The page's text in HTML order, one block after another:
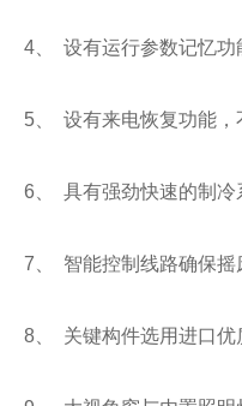
4、 设有运行参数记忆功
5、 设有来电恢复功能，
6、 具有强劲快速的制冷
7、 智能控制线路确保摇
8、 关键构件选用进口优